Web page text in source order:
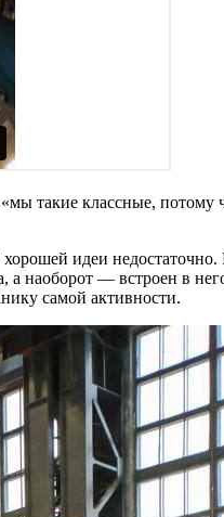
такие классные, потому
идеи
а наоборот — встроен в
самой активности.